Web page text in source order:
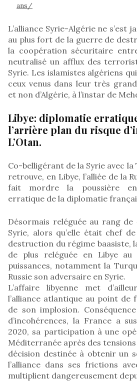
ans/
L’alliance Syrie-Algérie ne s’est
au plus fort de la guerre de
la coopération sécuritaire
neutralisé un afflux des
Syrie. Les islamistes algériens
ceux venus dans leur très
et non d’Algérie, à l’instar de
Libye: diplomatie
l’arrière plan du risque
L’Otan.
Co-belligérant de la Syrie avec la
retrouve, en Libye, l’alliée de la
fait mordre la poussière
erratique de la diplomatie
Désormais reléguée au rang de
Syrie, alors qu’elle était chef
destruction du régime baasiste,
de plus reléguée en Libye
puissances, notamment la
Russie son adversaire en Syrie.
L’affaire libyenne met
l’alliance atlantique au point de
de son implosion.
d’incohérences, la France a
2020, sa participation à une
Méditerranée après des
décision destinée à obtenir un
l’alliance dans ses frictions
multiplient dangereusement